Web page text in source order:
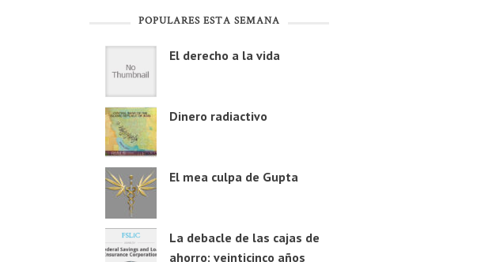
POPULARES ESTA SEMANA
El derecho a la vida
Dinero radiactivo
El mea culpa de Gupta
La debacle de las cajas de
ahorro: veinticinco años